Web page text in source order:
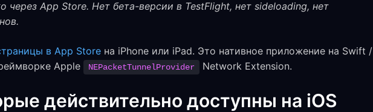
через App Store. Нет бета-версии в TestFlight, нет sideloading, нет
в App Store на iPhone или iPad. Это нативное приложение на Swift /
Apple
NEPacketTunnelProvider Network Extension.
действительно доступны на iOS